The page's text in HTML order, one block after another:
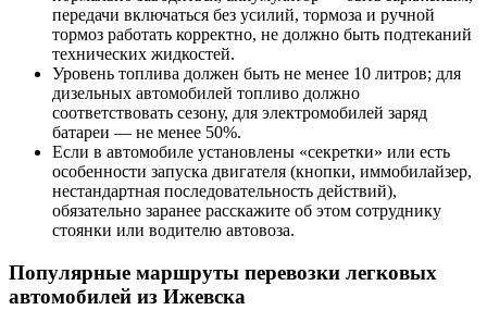
передачи включаться без усилий, тормоза и ручной
тормоз работать корректно, не должно быть подтеканий
технических жидкостей.
Уровень топлива должен быть не менее 10 литров; для
дизельных автомобилей топливо должно
соответствовать сезону, для электромобилей заряд
батареи — не менее 50%.
Если в автомобиле установлены «секретки» или есть
особенности запуска двигателя (кнопки, иммобилайзер,
нестандартная последовательность действий),
обязательно заранее расскажите об этом сотруднику
стоянки или водителю автовоза.
Популярные маршруты перевозки легковых
автомобилей из Ижевска